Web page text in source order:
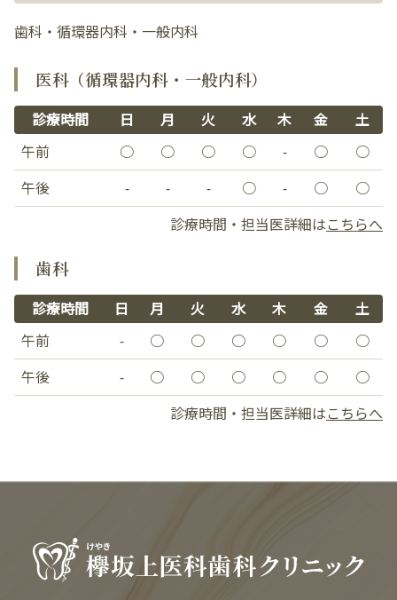
歯科・循環器内科・一般内科
医科（循環器内科・一般内科）
診療時間 日 月 火 水 木 金
土
午前
○ ○ ○ ○ - ○
○
午後
- - - ○ - ○
○
診療時間・担当医詳細はこちらへ
歯科
診療時間 日 月 火 水 木 金
土
午前
- ○ ○ ○ ○ ○
○
午後
- ○ ○ ○ ○ ○
○
診療時間・担当医詳細はこちらへ